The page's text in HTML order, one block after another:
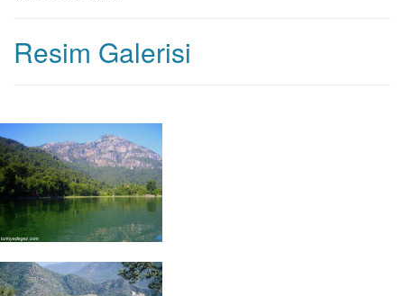
Resim Galerisi